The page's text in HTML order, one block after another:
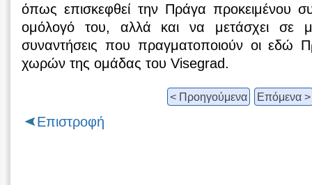
όπως επισκεφθεί την Πράγα προκειμένου
ομόλογό του, αλλά και να μετάσχει σε
συναντήσεις που πραγματοποιούν οι εδώ
χωρών της ομάδας του Visegrad.
< Προηγούμενα Επόμενα >
Επιστροφή